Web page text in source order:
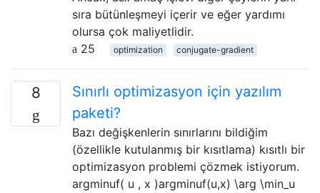
sıra bütünleşmeyi içerir ve eğer yardımı
olursa çok maliyetlidir.
25
optimization conjugate-gradient
8
Sınırlı optimizasyon için yazılım
paketi?
Bazı değişkenlerin sınırlarını bildiğim
(özellikle kutulanmış bir kısıtlama) kısıtlı bir
optimizasyon problemi çözmek istiyorum.
argminuf( u , x )arg⁡minuf(u,x) \arg \min_u